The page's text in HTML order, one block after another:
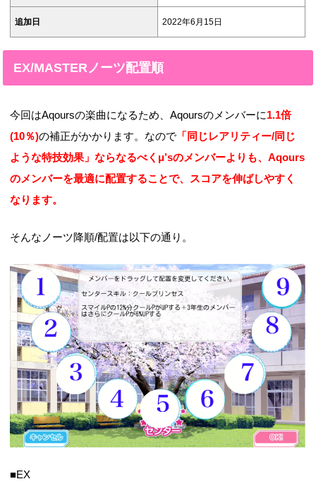
追加日 2022年6月15日
EX/MASTERノーツ配置順
今回はAqoursの楽曲になるため、Aqoursのメンバーに1.1倍
(10％)の補正がかかります。なので 「同じレアリティー/同じ
ような特技効果」ならなるべくμ’sのメンバーよりも、Aqours
のメンバーを最適に配置することで、スコアを伸ばしやすく
なります。
そんなノーツ降順/配置は以下の通り。
■EX